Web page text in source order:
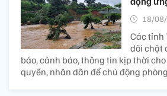
18/
Các tỉnh
dõi chặt
báo, cảnh báo, thông tin kịp thời
quyền, nhân dân để chủ động